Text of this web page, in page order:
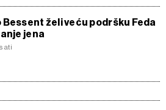
želi veću podršku Feda
jena